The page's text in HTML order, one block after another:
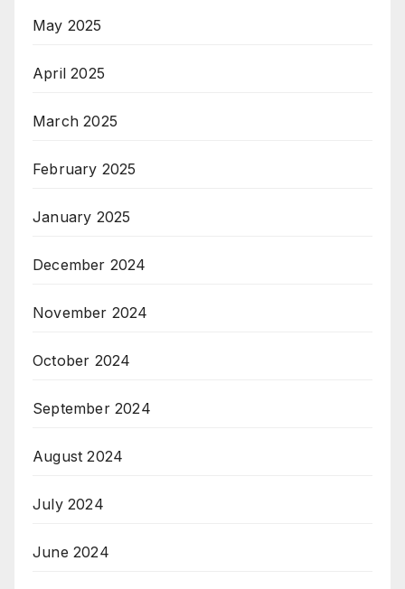
May 2025
April 2025
March 2025
February 2025
January 2025
December 2024
November 2024
October 2024
September 2024
August 2024
July 2024
June 2024